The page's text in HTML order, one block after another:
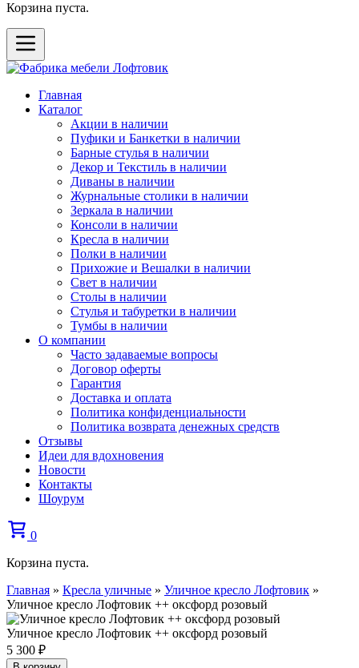
Корзина пуста.
Главная
Каталог
Акции в наличии
Пуфики и Банкетки в наличии
Барные стулья в наличии
Декор и Текстиль в наличии
Диваны в наличии
Журнальные столики в наличии
Зеркала в наличии
Консоли в наличии
Кресла в наличии
Полки в наличии
Прихожие и Вешалки в наличии
Свет в наличии
Столы в наличии
Стулья и табуретки в наличии
Тумбы в наличии
О компании
Часто задаваемые вопросы
Договор оферты
Гарантия
Доставка и оплата
Политика конфиденциальности
Политика возврата денежных средств
Отзывы
Идеи для вдохновения
Новости
Контакты
Шоурум
0
Корзина пуста.
Главная » Кресла уличные » Уличное кресло Лофтовик »
Уличное кресло Лофтовик ++ оксфорд розовый
Уличное кресло Лофтовик ++ оксфорд розовый
5 300 ₽